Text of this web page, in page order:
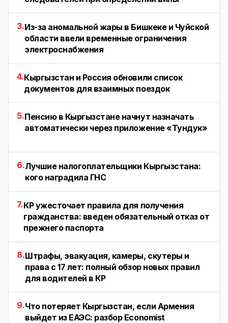
3.Из-за аномальной жары в Бишкеке и Чуйской
области ввели временные ограничения
электроснабжения
4.Кыргызстан и Россия обновили список
документов для взаимных поездок
5.Пенсию в Кыргызстане начнут назначать
автоматически через приложение «Тундук»
6.Лучшие налогоплательщики Кыргызстана:
кого наградила ГНС
7.КР ужесточает правила для получения
гражданства: введен обязательный отказ от
прежнего паспорта
8.Штрафы, эвакуация, камеры, скутеры и
права с 17 лет: полный обзор новых правил
для водителей в КР
9.Что потеряет Кыргызстан, если Армения
выйдет из ЕАЭС: разбор Economist